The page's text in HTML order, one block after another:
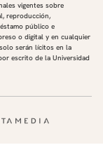
vigentes sobre
reproducción,
público e
o digital y en cualquier
serán lícitos en la
escrito de la Universidad